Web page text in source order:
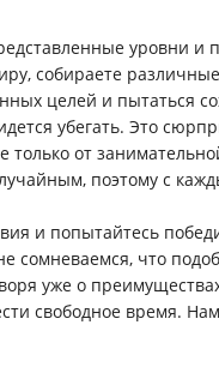
уровни
собираете
целей и пытаться
убегать. Это
только от
поэтому с
и попытайтесь
что
уже о
свободное время.